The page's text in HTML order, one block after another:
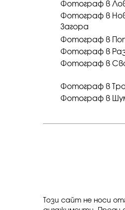
Фотограф в
Фотограф в
Загора
Фотограф в
Фотограф в
Фотограф в
Фотограф в
Фотограф в
Този сайт не носи